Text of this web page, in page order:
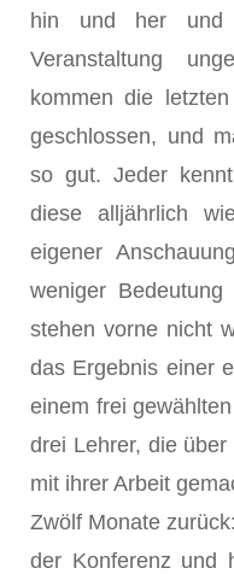
hin und her und
Veranstaltung
kommen die
geschlossen, und
so gut. Jeder
diese alljährlich
eigener
weniger
stehen vorne nicht
das Ergebnis einer
einem frei
drei Lehrer, die
mit ihrer Arbeit
Zwölf Monate
der Konferenz und